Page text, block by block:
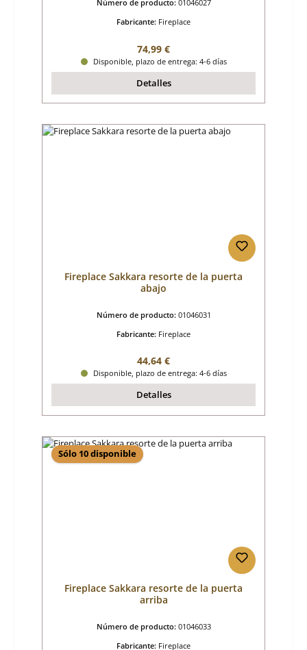
Número de producto: 01046027
Fabricante: Fireplace
Precio normal:
74,99 €
Disponible, plazo de entrega: 4-6 días
Detalles
Fireplace Sakkara resorte de la puerta
abajo
Número de producto: 01046031
Fabricante: Fireplace
Precio normal:
44,64 €
Disponible, plazo de entrega: 4-6 días
Detalles
Sólo 10 disponible
Fireplace Sakkara resorte de la puerta
arriba
Número de producto: 01046033
Fabricante: Fireplace